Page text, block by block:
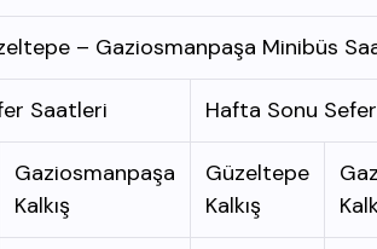
– Gaziosmanpaşa Minibüs
Saatleri Hafta Sonu
Gaziosmanpaşa
Kalkış
Güzeltepe
Kalkış